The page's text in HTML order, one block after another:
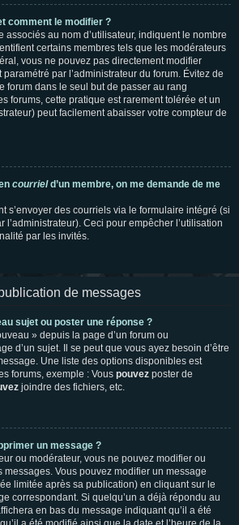
comment le modifier ?
associés au nom d’utilisateur, indiquent le nombre
certains membres tels que les modérateurs
vous ne pouvez pas directement modifier
paramétré par l’administrateur du forum. Évitez de
forum dans le seul but de passer au rang
forums, cette pratique est rarement tolérée et un
peut facilement abaisser votre compteur de
courrield’un membre, on me demande de me
s’envoyer des courriels via le formulaire intégré (si
l’administrateur). Ceci pour empêcher l’utilisation
par les invités.
de messages
sujet ou poster une réponse ?
» depuis la page d’un forum ou
d’un sujet. Il se peut que vous ayez besoin d’être
Une liste des options disponibles est
forums, exemple : Vous pouvez poster de
joindre des fichiers, etc.
un message ?
ou modérateur, vous ne pouvez modifier ou
Vous pouvez modifier un message
limitée après sa publication) en cliquant sur le
correspondant. Si quelqu’un a déjà répondu au
en bas du message indiquant qu’il a été